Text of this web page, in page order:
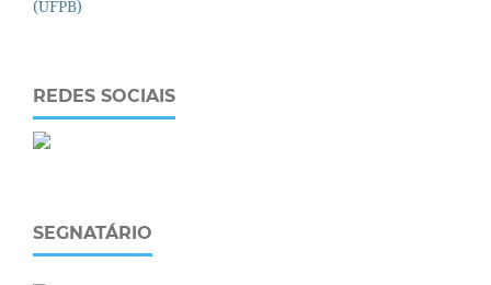
REDES SOCIAIS
SEGNATÁRIO